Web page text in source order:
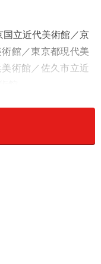
立近代美術館／京
館／東京都現代美
術館／佐久市立近
立博物館／群馬県
県七尾美術館